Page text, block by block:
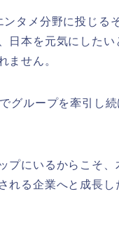
タメ分野に投じる
日本を元気にしたい
ません。
グループを牽引し
プにいるからこそ、
れる企業へと成長し